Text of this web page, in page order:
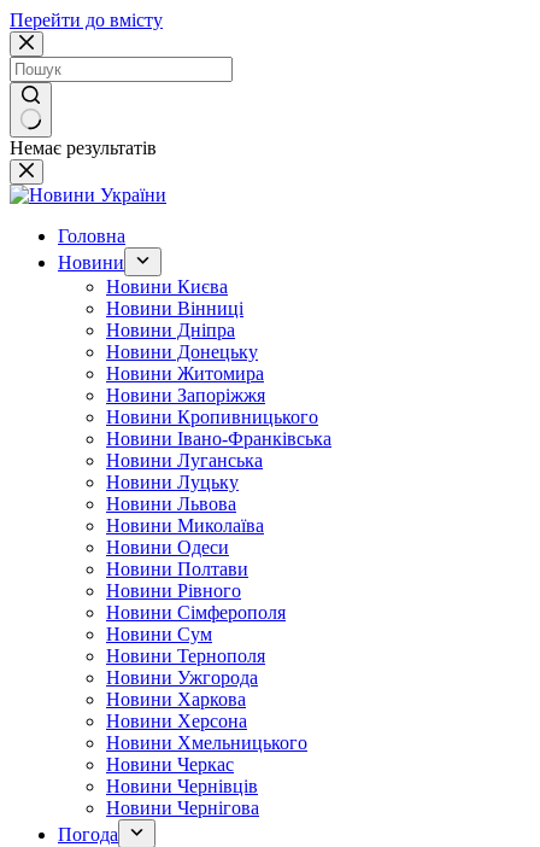
Перейти до вмісту
Немає результатів
Головна
Новини
Новини Києва
Новини Вінниці
Новини Дніпра
Новини Донецьку
Новини Житомира
Новини Запоріжжя
Новини Кропивницького
Новини Івано-Франківська
Новини Луганська
Новини Луцьку
Новини Львова
Новини Миколаїва
Новини Одеси
Новини Полтави
Новини Рівного
Новини Сімферополя
Новини Сум
Новини Тернополя
Новини Ужгорода
Новини Харкова
Новини Херсона
Новини Хмельницького
Новини Черкас
Новини Чернівців
Новини Чернігова
Погода